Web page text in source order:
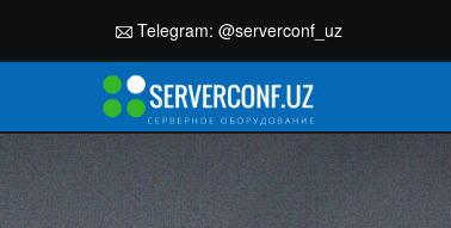
Telegram: @serverconf_uz